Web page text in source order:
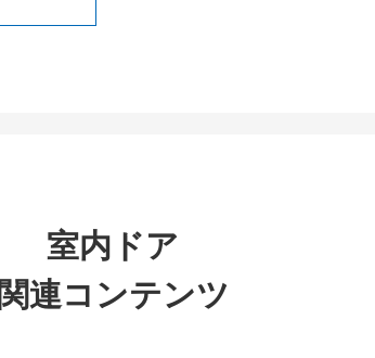
室内ドア
関連コンテンツ